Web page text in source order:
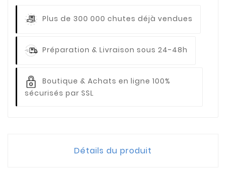
Plus de 300 000 chutes déjà vendues
Préparation & Livraison sous 24-48h
Boutique & Achats en ligne 100%
sécurisés par SSL
Détails du produit